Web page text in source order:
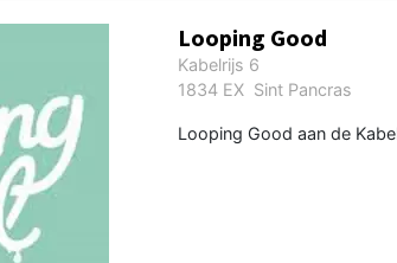
Looping Good
Kabelrijs 6
1834 EX Sint Pancras
Looping Good aan de